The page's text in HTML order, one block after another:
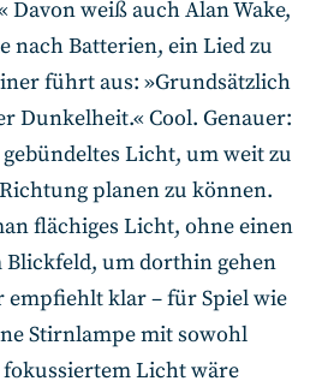
weiß auch Alan Wake,
nach Batterien, ein Lied zu
führt aus: »Grundsätzlich
Dunkelheit.« Cool. Genauer:
Licht, um weit zu
planen zu können.
flächiges Licht, ohne einen
Blickfeld, um dorthin gehen
empfiehlt klar – für Spiel wie
Stirnlampe mit sowohl
fokussiertem Licht wäre